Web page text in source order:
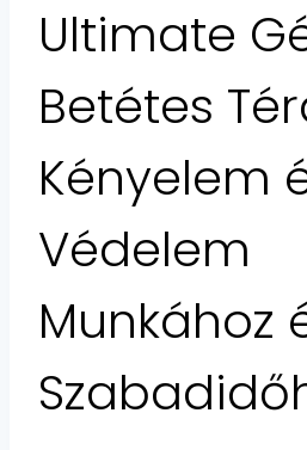
Ultimate
Betétes
Kényelem
Védelem
Munkához